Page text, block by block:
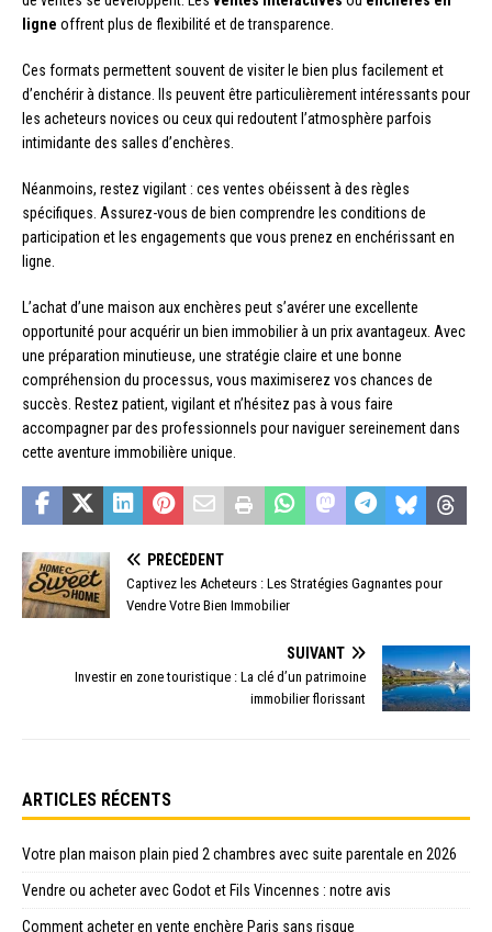
ligne offrent plus de flexibilité et de transparence.
Ces formats permettent souvent de visiter le bien plus facilement et
d’enchérir à distance. Ils peuvent être particulièrement intéressants pour
les acheteurs novices ou ceux qui redoutent l’atmosphère parfois
intimidante des salles d’enchères.
Néanmoins, restez vigilant : ces ventes obéissent à des règles
spécifiques. Assurez-vous de bien comprendre les conditions de
participation et les engagements que vous prenez en enchérissant en
ligne.
L’achat d’une maison aux enchères peut s’avérer une excellente
opportunité pour acquérir un bien immobilier à un prix avantageux. Avec
une préparation minutieuse, une stratégie claire et une bonne
compréhension du processus, vous maximiserez vos chances de
succès. Restez patient, vigilant et n’hésitez pas à vous faire
accompagner par des professionnels pour naviguer sereinement dans
cette aventure immobilière unique.
PRÉCÉDENT
Captivez les Acheteurs : Les Stratégies Gagnantes pour
Vendre Votre Bien Immobilier
SUIVANT
Investir en zone touristique : La clé d’un patrimoine
immobilier florissant
ARTICLES RÉCENTS
Votre plan maison plain pied 2 chambres avec suite parentale en 2026
Vendre ou acheter avec Godot et Fils Vincennes : notre avis
Comment acheter en vente enchère Paris sans risque